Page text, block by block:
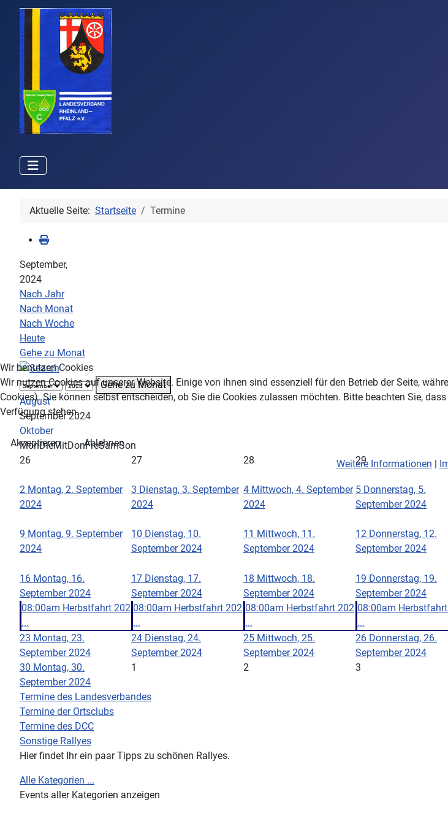
Aktuelle Seite: Startseite Termine
September,
2024
Nach Jahr
Nach Monat
Nach Woche
Heute
Gehe zu Monat
Gehe zu Monat
August
September 2024
Oktober
MonDieMitDonFreSamSon
26
27 28 29
2 Montag, 2. September
2024
3 Dienstag, 3. September
2024
4 Mittwoch, 4. September
2024
5 Donnerstag, 5.
September 2024
9 Montag, 9. September
2024
10 Dienstag, 10.
September 2024
11 Mittwoch, 11.
September 2024
12 Donnerstag, 12.
September 2024
16 Montag, 16.
September 2024
08:00am Herbstfahrt 202
...
17 Dienstag, 17.
September 2024
08:00am Herbstfahrt 202
...
18 Mittwoch, 18.
September 2024
08:00am Herbstfahrt 202
...
19 Donnerstag, 19.
September 2024
08:00am
...
23 Montag, 23.
September 2024
24 Dienstag, 24.
September 2024
25 Mittwoch, 25.
September 2024
26 Donnerstag, 26.
September 2024
30 Montag, 30.
September 2024
1 2 3
Termine des Landesverbandes
Termine der Ortsclubs
Termine des DCC
Sonstige Rallyes
Hier findet Ihr ein paar Tipps zu schönen Rallyes.
Alle Kategorien ...
Events aller Kategorien anzeigen
Wir benutzen Cookies
Wir nutzen Cookies auf unserer Website. Einige von ihnen sind essenziell für den Betrieb der Seite,
Cookies). Sie können selbst entscheiden, ob Sie die Cookies zulassen möchten. Bitte beachten Sie,
Verfügung stehen.
Akzeptieren
Ablehnen
Weitere Informationen |